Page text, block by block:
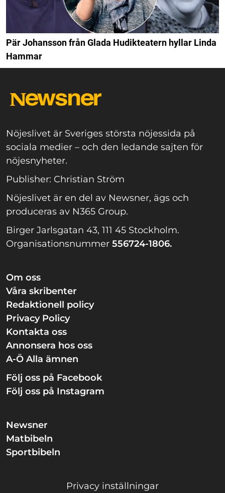
Pär Johansson från Glada Hudikteatern hyllar Linda
Hammar
Nöjeslivet är Sveriges största nöjessida på
sociala medier – och den ledande sajten för
nöjesnyheter.
Publisher: Christian Ström
Nöjeslivet är en del av Newsner, ägs och
produceras av N365 Group.
Birger Jarlsgatan 43, 111 45 Stockholm.
Organisationsnummer 556724-1806.
Om oss
Våra skribenter
Redaktionell policy
Privacy Policy
Kontakta oss
Annonsera hos oss
A-Ö Alla ämnen
Följ oss på Facebook
Följ oss på Instagram
Newsner
Matbibeln
Sportbibeln
Privacy inställningar